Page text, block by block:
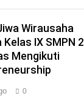
Wirausaha
Kelas IX SMPN 2
Mengikuti
0